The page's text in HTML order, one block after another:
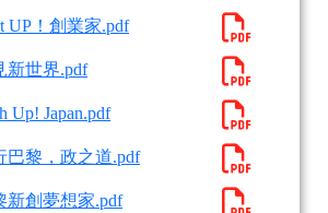
UP！創業家.pdf
新世界.pdf
Up! Japan.pdf
巴黎，政之道.pdf
新創夢想家.pdf